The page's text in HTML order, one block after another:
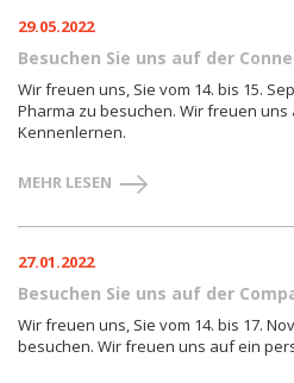
29.05.2022
Besuchen Sie uns auf der
Wir freuen uns, Sie vom 14. bis 15.
Pharma zu besuchen. Wir freuen
Kennenlernen.
MEHR LESEN
27.01.2022
Besuchen Sie uns auf der
Wir freuen uns, Sie vom 14. bis 17.
besuchen. Wir freuen uns auf ein